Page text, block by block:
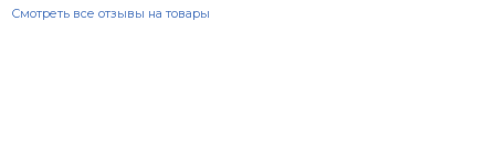
Смотреть все отзывы на товары